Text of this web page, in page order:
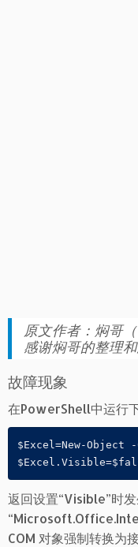
原文作者：焖哥
感谢焖哥的整理和
故障现象
在PowerShell中运行
$Excel=New-Object
返回设置“Visible”时
COM 对象强制转换为